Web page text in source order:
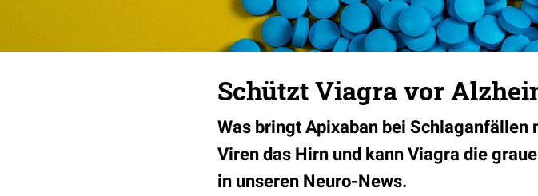
Schützt Viagra vor
Was bringt Apixaban bei
Viren das Hirn und kann Viagra die
in unseren Neuro-News.